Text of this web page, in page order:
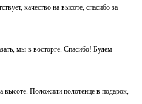
качество на высоте, спасибо за
мы в восторге. Спасибо! Будем
высоте. Положили полотенце в подарок,